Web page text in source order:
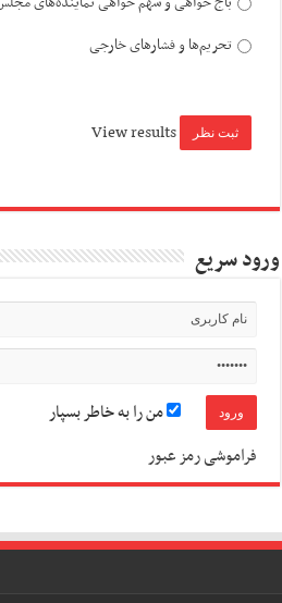
تحریم‌ها و فشارهای خارجی
View results
ورود سریع
من را به خاطر بسپار
فراموشی رمز عبور